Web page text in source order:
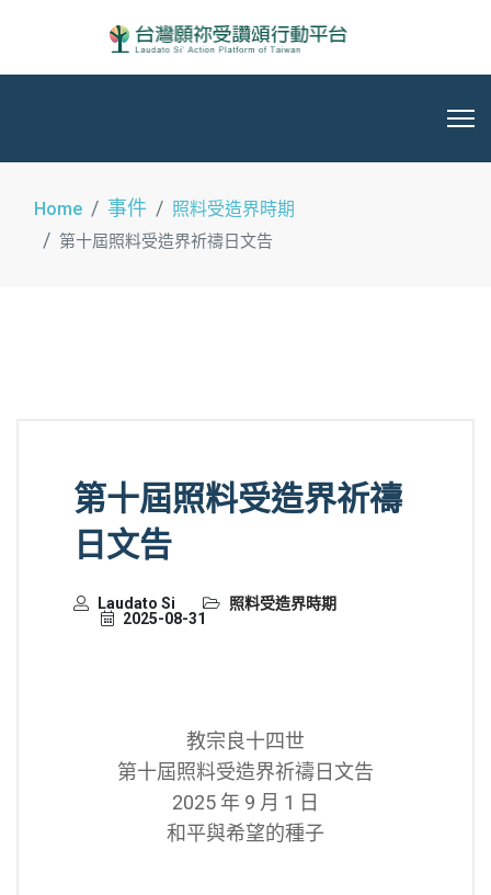
Home 事件 照料受造界時期
第十屆照料受造界祈禱日文告
第十屆照料受造界祈禱
日文告
Laudato Si
照料受造界時期
2025-08-31
教宗良十四世
第十屆照料受造界祈禱日文告
2025 年 9 月 1 日
和平與希望的種子